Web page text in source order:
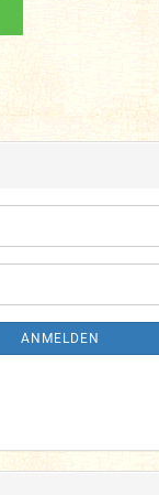
ANMELDEN